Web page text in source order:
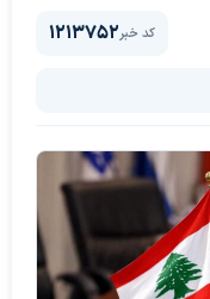
کد خبر1213752